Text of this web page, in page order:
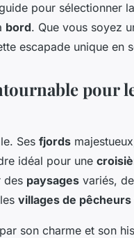
pour sélectionner
bord. Que vous soyez
escapade unique en
pour
Ses fjords
idéal pour une
des paysages variés,
villages de pêcheurs
son charme et son